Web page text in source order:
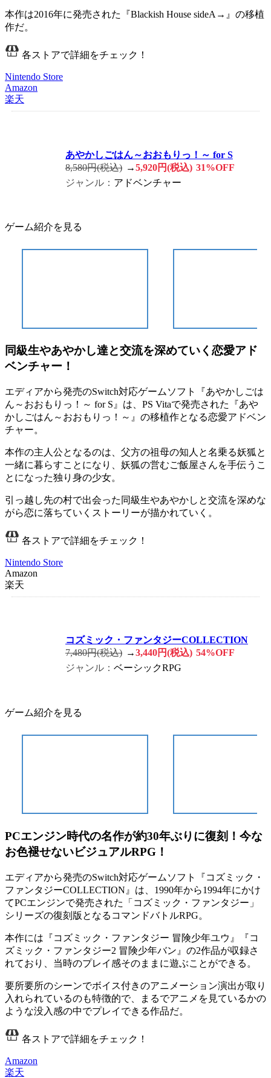
本作は2016年に発売された『Blackish House sideA→ 』の移植
作だ。
各ストアで詳細をチェック！
Nintendo Store
Amazon
楽天
あやかしごはん～おおもりっ！～ for S
8,580円(税込) →5,920円(税込) 31%OFF
ジャンル： アドベンチャー
ゲーム紹介を見る
同級生やあやかし達と交流を深めていく恋愛アド
ベンチャー！
エディアから発売のSwitch対応ゲームソフト『あやかしごは
ん～おおもりっ！～ for S』は、PS Vitaで発売された『あや
かしごはん～おおもりっ！～』の移植作となる恋愛アドベン
チャー。
本作の主人公となるのは、父方の祖母の知人と名乗る妖狐と
一緒に暮らすことになり、妖狐の営むご飯屋さんを手伝うこ
とになった独り身の少女。
引っ越し先の村で出会った同級生やあやかしと交流を深めな
がら恋に落ちていくストーリーが描かれていく。
各ストアで詳細をチェック！
Nintendo Store
Amazon
楽天
コズミック・ファンタジーCOLLECTION
7,480円(税込) →3,440円(税込) 54%OFF
ジャンル： ベーシックRPG
ゲーム紹介を見る
PCエンジン時代の名作が約30年ぶりに復刻！今な
お色褪せないビジュアルRPG！
エディアから発売のSwitch対応ゲームソフト『コズミック・
ファンタジーCOLLECTION』は、1990年から1994年にかけ
てPCエンジンで発売された「コズミック・ファンタジー」
シリーズの復刻版となる コマンドバトルRPG。
本作には『コズミック・ファンタジー 冒険少年ユウ』『コ
ズミック・ファンタジー2 冒険少年バン』の2作品が収録さ
れており、当時のプレイ感そのままに遊ぶことができる。
要所要所のシーンでボイス付きのアニメーション演出が取り
入れられているのも特徴的で、まるでアニメを見ているかの
ような没入感の中でプレイできる作品だ。
各ストアで詳細をチェック！
Amazon
楽天